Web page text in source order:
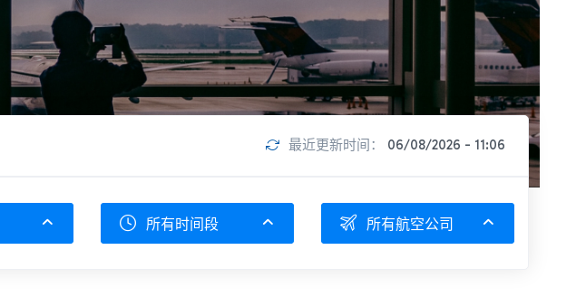
最近更新时间： 06/08/2026 - 11:06
所有时间段 所有航空公司